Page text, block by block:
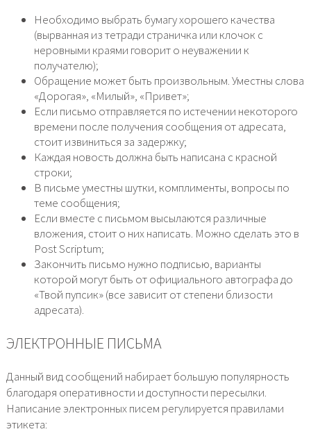
Необходимо выбрать бумагу хорошего качества
(вырванная из тетради страничка или клочок с
неровными краями говорит о неуважении к
получателю);
Обращение может быть произвольным. Уместны слова
«Дорогая», «Милый», «Привет»;
Если письмо отправляется по истечении некоторого
времени после получения сообщения от адресата,
стоит извиниться за задержку;
Каждая новость должна быть написана с красной
строки;
В письме уместны шутки, комплименты, вопросы по
теме сообщения;
Если вместе с письмом высылаются различные
вложения, стоит о них написать. Можно сделать это в
Post Scriptum;
Закончить письмо нужно подписью, варианты
которой могут быть от официального автографа до
«Твой пупсик» (все зависит от степени близости
адресата).
ЭЛЕКТРОННЫЕ ПИСЬМА
Данный вид сообщений набирает большую популярность
благодаря оперативности и доступности пересылки.
Написание электронных писем регулируется правилами
этикета: